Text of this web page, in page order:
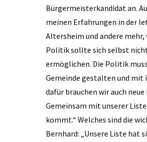
Bürger­meisterkandidat an.
meinen Erfahrungen in der
Altersheim und andere
Politik sollte sich selbst
ermöglichen. Die Politik
Gemeinde gestalten und mit
dafür brauchen wir auch
Gemeinsam mit unserer
kommt.“ Welches sind die
Bernhard: „Unsere Liste hat